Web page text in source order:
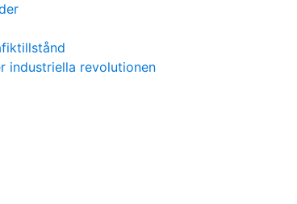
industriella revolutionen